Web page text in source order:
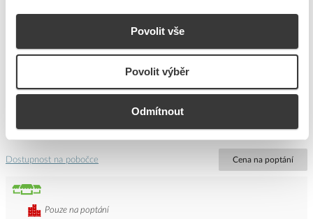
Povolit vše
Povolit výběr
Odmítnout
Pouze na poptání
5dní 56 ks
ETELEC Páska izolační 15/10m PVC červená
8033712906430
Dostupnost na pobočce Cena na poptání
Pouze na poptání